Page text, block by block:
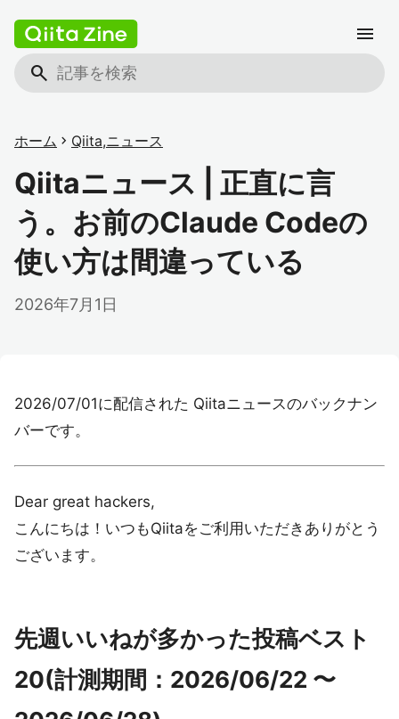
search
menu
ホーム chevron_right Qiita,ニュース
Qiitaニュース | 正直に言
う。お前のClaude Codeの
使い方は間違っている
2026年7月1日
2026/07/01に配信された Qiitaニュースのバックナン
バーです。
Dear great hackers,
こんにちは！いつもQiitaをご利用いただきありがとう
ございます。
先週いいねが多かった投稿ベスト
20(計測期間：2026/06/22 〜